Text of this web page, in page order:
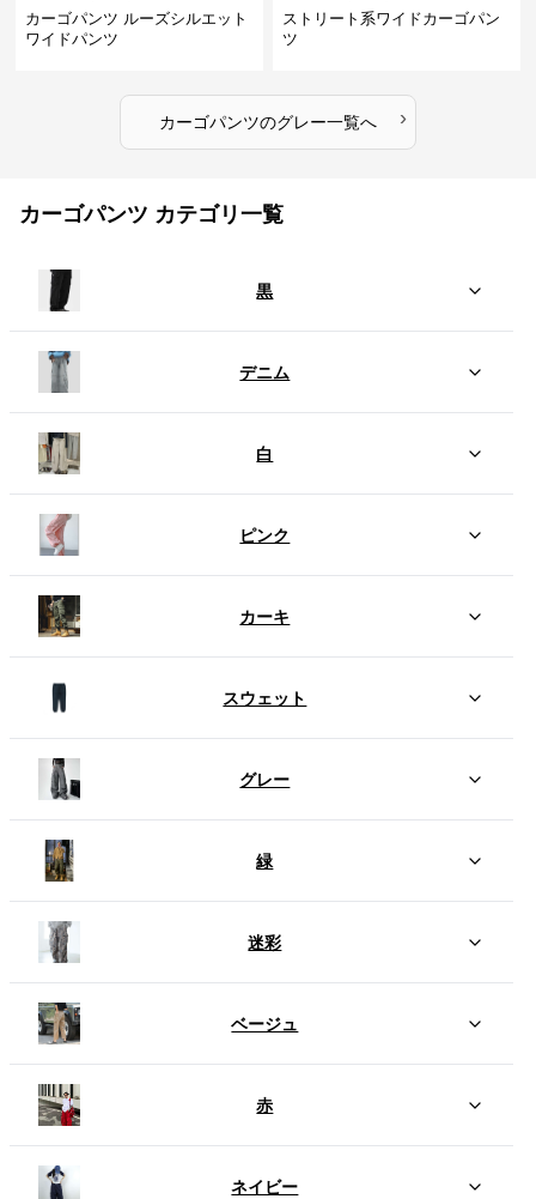
カーゴパンツ ルーズシルエット
ワイドパンツ
ストリート系ワイドカーゴパン
ツ
カーゴパンツのグレー一覧へ ›
カーゴパンツ カテゴリ一覧
黒
デニム
白
ピンク
カーキ
スウェット
グレー
緑
迷彩
ベージュ
赤
ネイビー